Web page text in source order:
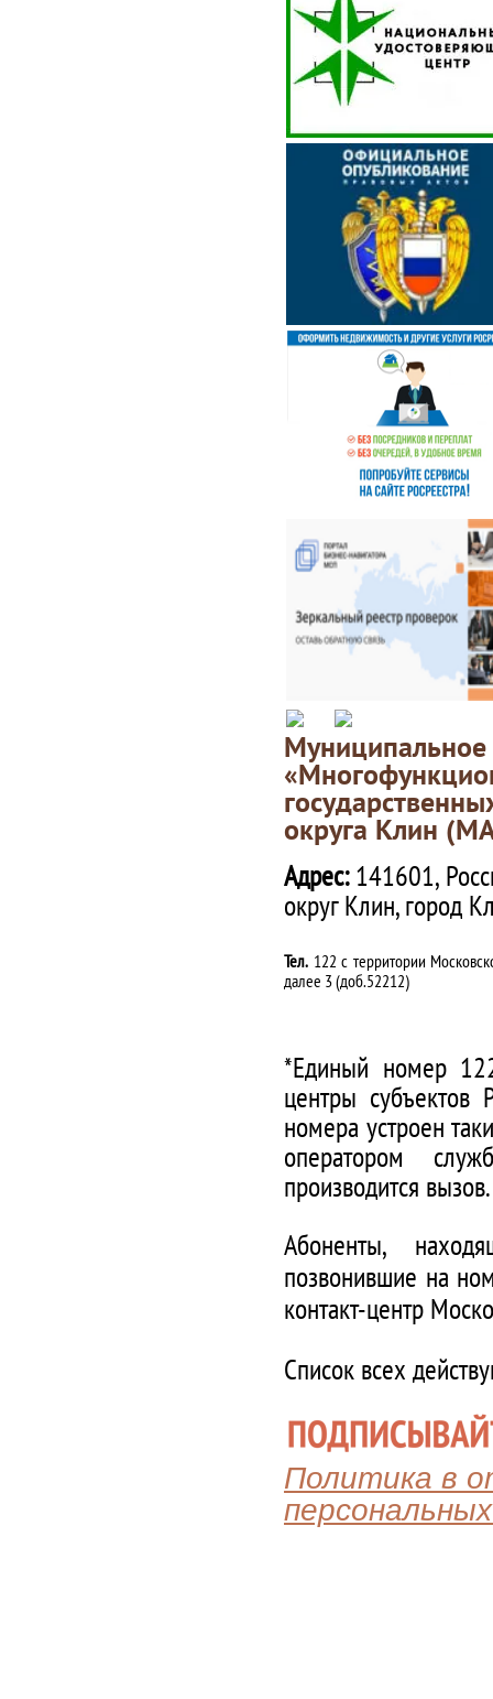
округа Клин
Адрес:141601,
округ Клин, город
Тел. 122 с территории
далее 3 (доб.52212)
*Единый номер
центры субъектов
номера устроен
оператором
производится вызов.
Абоненты,
позвонившие на
контакт-центр
Список всех
Политика в